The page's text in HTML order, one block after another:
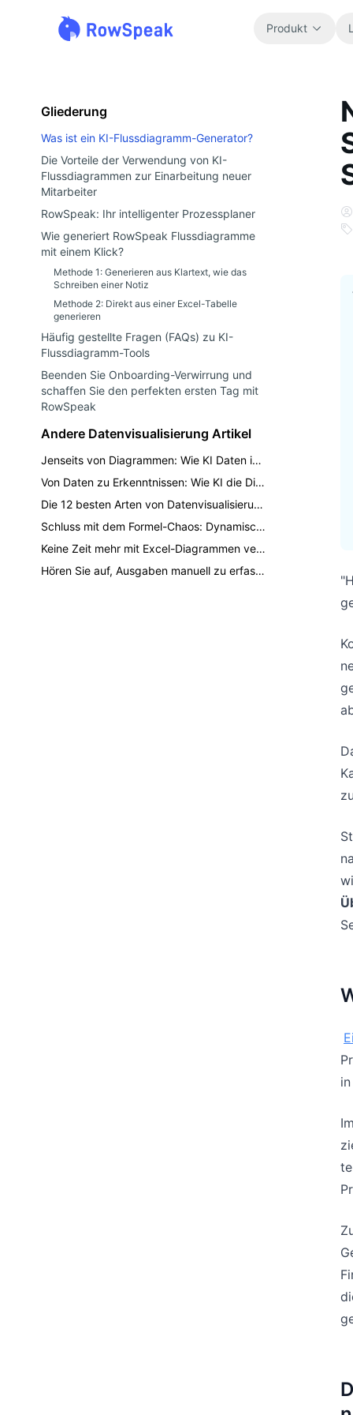
Produkt
Gliederung
Was ist ein KI-Flussdiagramm-Generator?
Die Vorteile der Verwendung von KI-
Flussdiagrammen zur Einarbeitung neuer
Mitarbeiter
RowSpeak: Ihr intelligenter Prozessplaner
Wie generiert RowSpeak Flussdiagramme
mit einem Klick?
Methode 1: Generieren aus Klartext, wie das
Schreiben einer Notiz
Methode 2: Direkt aus einer Excel-Tabelle
generieren
Häufig gestellte Fragen (FAQs) zu KI-
Flussdiagramm-Tools
Beenden Sie Onboarding-Verwirrung und
schaffen Sie den perfekten ersten Tag mit
RowSpeak
Andere Datenvisualisierung Artikel
Jenseits von Diagrammen: Wie KI Daten in fesselnde Geschäftsgeschichten verwandelt, die Entscheidungen vorantreiben
Von Daten zu Erkenntnissen: Wie KI die Diagrammerstellung von 3 Stunden auf 30 Sekunden reduziert
Die 12 besten Arten von Datenvisualisierungen, die jeder Profi kennen sollte
Schluss mit dem Formel-Chaos: Dynamische Excel-Diagramme sofort mit KI erstellen
Keine Zeit mehr mit Excel-Diagrammen verschwenden: Sofort mit KI erstellen
Hören Sie auf, Ausgaben manuell zu erfassen: Erstellen Sie einen automatisierten Budgetbericht mit Excel AI